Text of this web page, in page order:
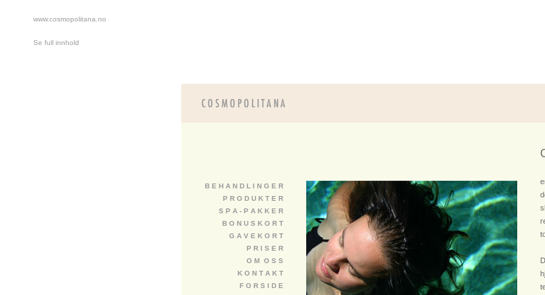
www.cosmopolitana.no
Se full innhold
B E H A N D L I N G E R
P R O D U K T E R
S P A - P A K K E R
B O N U S K O R T
G A V E K O R T
P R I S E R
O M O S S
K O N T A K T
F O R S I D E